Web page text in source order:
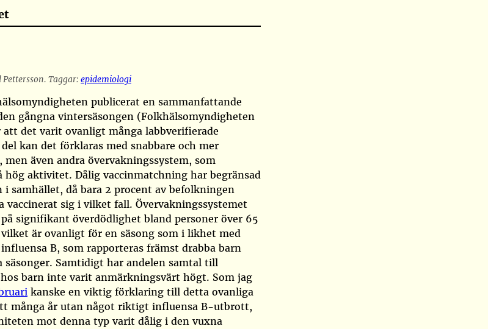
Taggar: epidemiologi
publicerat en sammanfattande
gångna vintersäsongen (Folkhälsomyndigheten
att det varit ovanligt många labbverifierade
kan det förklaras med snabbare och mer
även andra övervakningssystem, som
hög aktivitet. Dålig vaccinmatchning har begränsad
samhället, då bara 2 procent av befolkningen
vaccinerat sig i vilket fall. Övervakningssystemet
signifikant överdödlighet bland personer över 65
är ovanligt för en säsong som i likhet med
B, som rapporteras främst drabba barn
säsonger. Samtidigt har andelen samtal till
barn inte varit anmärkningsvärt högt. Som jag
kanske en viktig förklaring till detta ovanliga
många år utan något riktigt influensa B-utbrott,
mot denna typ varit dålig i den vuxna